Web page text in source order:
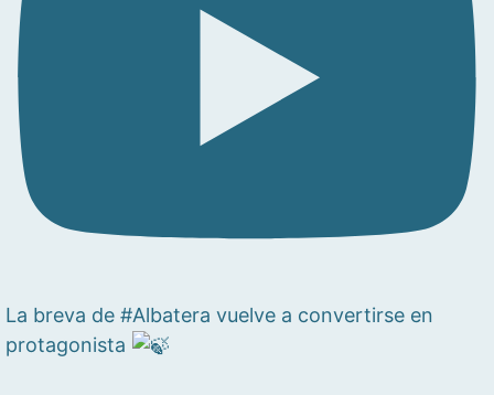
La breva de #Albatera vuelve a convertirse en
protagonista